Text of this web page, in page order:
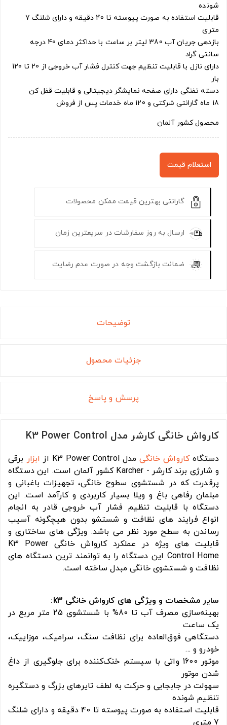
شونده
قابلیت استفاده به صورت پیوسته تا 40 دقیقه و دارای شلنگ 7
متری
بازدهی جریان آب 380 لیتر بر ساعت با حداکثر دمای 40 درجه
سانتی گراد
دارای نازل با قابلیت تنظیم جهت کنترل فشار آب خروجی از 20 تا 120
بار
دسته تفنگی دارای صفحه نمایشگر دیجیتالی و قابلیت قفل کن
18 ماه گارانتی شرکتی و 120 ماه خدمات پس از فروش
محصول کشور آلمان
استعلام قیمت
گارانتی بهترین قیمت ممکن محصولات
ارسال به روز سفارشات در سریعترین زمان
ضمانت بازگشت وجه در صورت عدم رضایت
توضیحات
جزئیات محصول
پرسش و پاسخ
کارواش خانگی کارشر مدل K3 Power Control
دستگاهکارواش خانگیمدل K3 Power Control از ابزار برقی
و شارژی برند کارشر - Karcher کشور آلمان است. این دستگاه
پرقدرت که در شستشوی سطوح خانگی، تجهیزات باغبانی و
مبلمان رفاهی باغ و ویلا بسیار کاربردی و کارآمد است. این
دستگاه با قابلیت تنظیم فشار آب خروجی قادر به انجام
انواع فرایند های نظافت و شستشو بدون هیچگونه آسیب
رساندن به سطح مورد نظر می باشد. ویژگی های ساختاری و
قابلیت های ویژه در عملکرد کارواش خانگی K3 Power
Control Home این دستگاه را به توانمند ترین دستگاه های
نظافت و شستشوی خانگی مبدل ساخته است.
سایر مشخصات و ویژگی های کارواش خانگی k3:
بهینه‌سازی مصرف آب تا 80% با شستشوی 25 متر مربع در
یک ساعت
دستگاهی فوق‌العاده برای نظافت سنگ، سرامیک، موزاییک،
خودرو و ...
موتور 1600 واتی با سیستم خنک‌کننده برای جلوگیری از داغ
شدن موتور
سهولت در جابجایی و حرکت به لطف تایرهای بزرگ و دستگیره
تنظیم شونده
قابلیت استفاده به صورت پیوسته تا 40 دقیقه و دارای شلنگ
7 متری